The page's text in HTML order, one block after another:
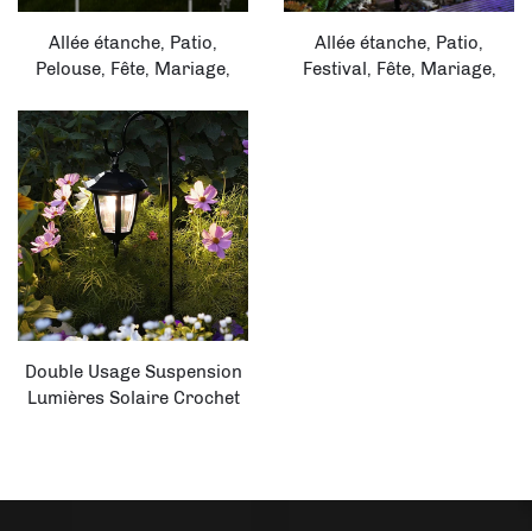
Allée étanche, Patio,
Pelouse, Fête, Mariage,
Jardin 7 Couleurs
Changeantes Lumières
solaires pour la pelouse
Allée étanche, Patio,
Festival, Fête, Mariage,
Double Usage Suspension
Lumières Solaire Crochet